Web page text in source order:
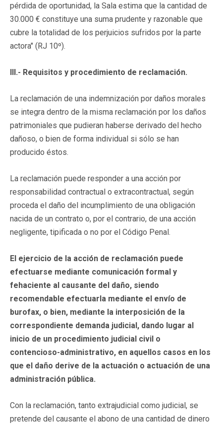
pérdida de oportunidad, la Sala estima que la cantidad de
30.000 € constituye una suma prudente y razonable que
cubre la totalidad de los perjuicios sufridos por la parte
actora" (RJ 10º).
III.- Requisitos y procedimiento de reclamación.
La reclamación de una indemnización por daños morales
se integra dentro de la misma reclamación por los daños
patrimoniales que pudieran haberse derivado del hecho
dañoso, o bien de forma individual si sólo se han
producido éstos.
La reclamación puede responder a una acción por
responsabilidad contractual o extracontractual, según
proceda el daño del incumplimiento de una obligación
nacida de un contrato o, por el contrario, de una acción
negligente, tipificada o no por el Código Penal.
El ejercicio de la acción de reclamación puede
efectuarse mediante comunicación formal y
fehaciente al causante del daño, siendo
recomendable efectuarla mediante el envío de
burofax, o bien, mediante la interposición de la
correspondiente demanda judicial, dando lugar al
inicio de un procedimiento judicial civil o
contencioso-administrativo, en aquellos casos en los
que el daño derive de la actuación o actuación de una
administración pública.
Con la reclamación, tanto extrajudicial como judicial, se
pretende del causante el abono de una cantidad de dinero